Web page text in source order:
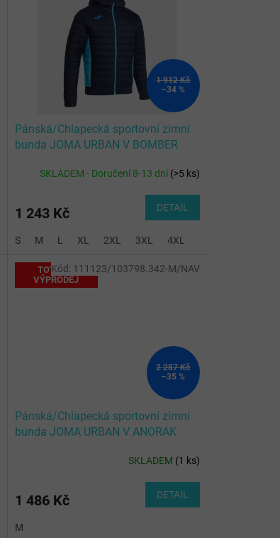
1 912 Kč
–34 %
Pánská/Chlapecká sportovní zimní
bunda JOMA URBAN V BOMBER
SKLADEM - Doručení 8-13 dní(>5 ks)
1 243 Kč DETAIL
S M L XL 2XL 3XL 4XL
TOTÁLNÍ
VÝPRODEJ
2 287 Kč
–35 %
Pánská/Chlapecká sportovní zimní
bunda JOMA URBAN V ANORAK
SKLADEM (1 ks)
1 486 Kč DETAIL
M
Kód: 111123/103798.342-M/NAV